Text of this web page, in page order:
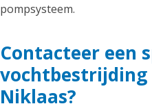
pompsysteem.
Contacteer een
vochtbestrijding
Niklaas?